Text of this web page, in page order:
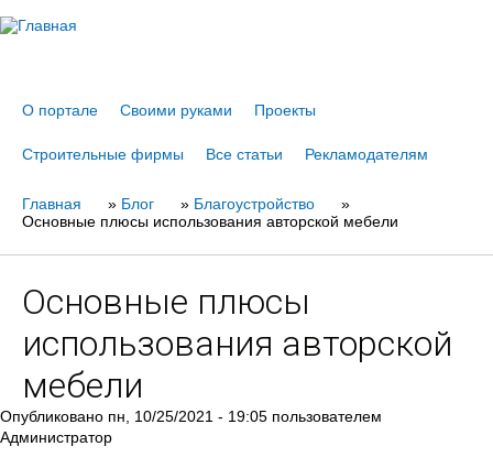
О портале Своими руками Проекты
Строительные фирмы Все статьи Рекламодателям
Вы
Главная » Блог » Благоустройство
»
Основные плюсы использования авторской мебели
Основные плюсы
использования авторской
мебели
Опубликовано пн, 10/25/2021 - 19:05 пользователем
Администратор